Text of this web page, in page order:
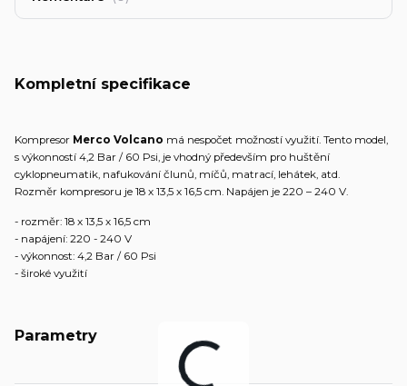
Kompletní specifikace
Kompresor Merco Volcano má nespočet možností využití. Tento model,
s výkonností 4,2 Bar / 60 Psi, je vhodný především pro huštění
cyklopneumatik, nafukování člunů, míčů, matrací, lehátek, atd.
Rozměr kompresoru je 18 x 13,5 x 16,5 cm. Napájen je 220 – 240 V.
- rozměr: 18 x 13,5 x 16,5 cm
- napájení: 220 - 240 V
- výkonnost: 4,2 Bar / 60 Psi
- široké využití
Parametry